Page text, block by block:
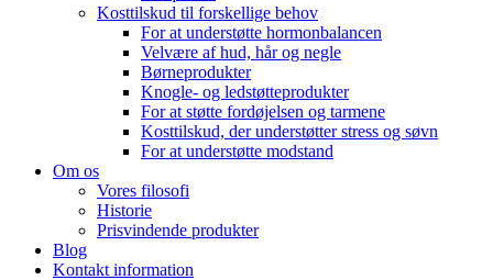
Kosttilskud til forskellige behov
For at understøtte hormonbalancen
Velvære af hud, hår og negle
Børneprodukter
Knogle- og ledstøtteprodukter
For at støtte fordøjelsen og tarmene
Kosttilskud, der understøtter stress og søvn
For at understøtte modstand
Om os
Vores filosofi
Historie
Prisvindende produkter
Blog
Kontakt information